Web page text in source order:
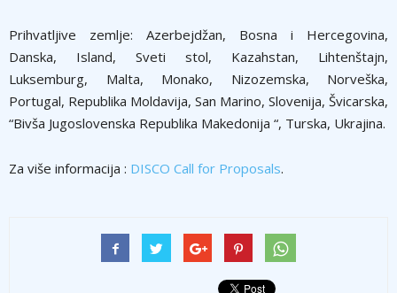
Prihvatljive zemlje: Azerbejdžan, Bosna i Hercegovina,
Danska, Island, Sveti stol, Kazahstan, Lihtenštajn,
Luksemburg, Malta, Monako, Nizozemska, Norveška,
Portugal, Republika Moldavija, San Marino, Slovenija, Švicarska,
“Bivša Jugoslovenska Republika Makedonija “, Turska, Ukrajina.
Za više informacija : DISCO Call for Proposals.